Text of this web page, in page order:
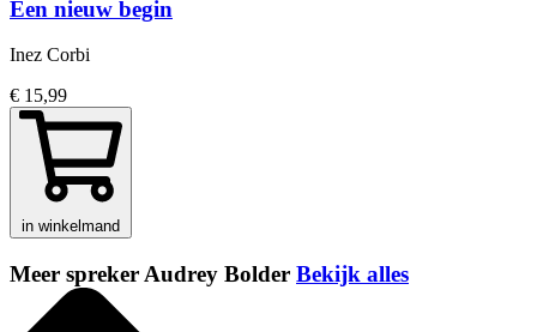
Een nieuw begin
Inez Corbi
€ 15,99
in winkelmand
Meer spreker Audrey Bolder Bekijk alles